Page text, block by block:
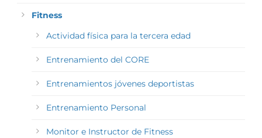
Fitness
Actividad física para la tercera edad
Entrenamiento del CORE
Entrenamientos jóvenes deportistas
Entrenamiento Personal
Monitor e Instructor de Fitness